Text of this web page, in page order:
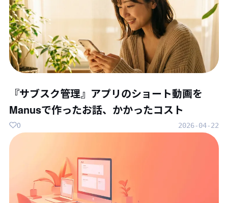
『サブスク管理』アプリのショート動画を
Manusで作ったお話、かかったコスト
2026-04-22
0